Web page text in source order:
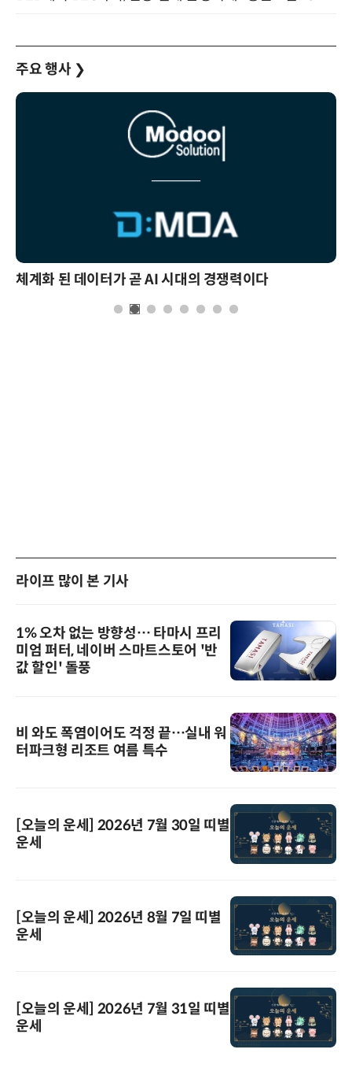
주요 행사 ❯
체계화 된 데이터가 곧 AI 시대의 경쟁력이다
라이프 많이 본 기사
1% 오차 없는 방향성… 타마시 프리
미엄 퍼터, 네이버 스마트스토어 '반
값 할인' 돌풍
비 와도 폭염이어도 걱정 끝…실내 워
터파크형 리조트 여름 특수
[오늘의 운세] 2026년 7월 30일 띠별
운세
[오늘의 운세] 2026년 8월 7일 띠별
운세
[오늘의 운세] 2026년 7월 31일 띠별
운세